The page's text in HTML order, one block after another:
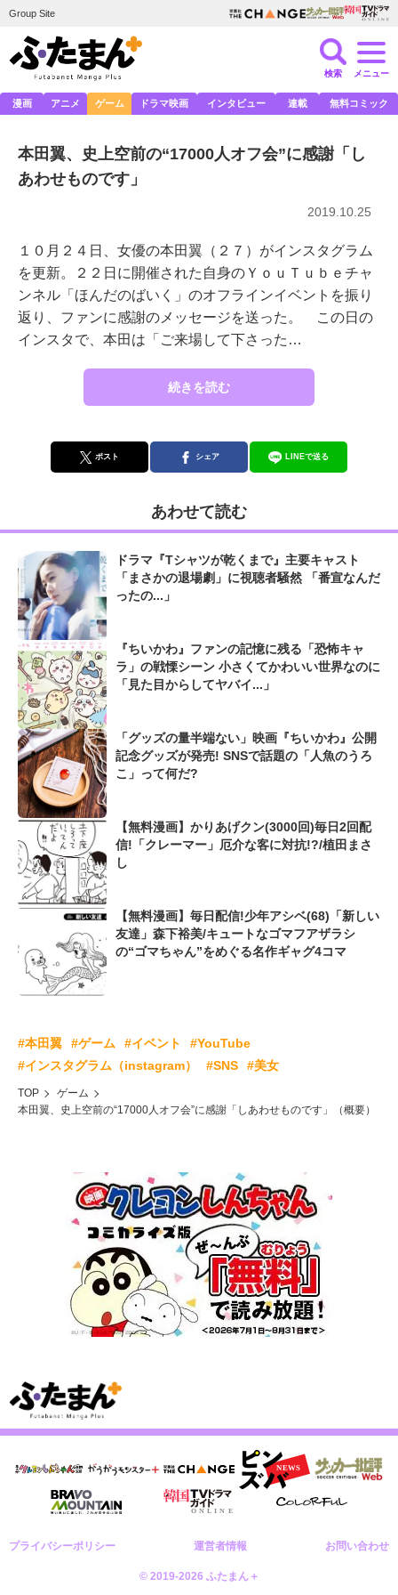
Group Site
検索 メニュー
漫画 アニメ ゲーム ドラマ映画 インタビュー 連載 無料コミック
本田翼、史上空前の“17000人オフ会”に感謝「し
あわせものです」
2019.10.25
１０月２４日、女優の本田翼（２７）がインスタグラム
を更新。２２日に開催された自身のＹｏｕＴｕｂｅチャ
ンネル「ほんだのばいく」のオフラインイベントを振り
返り、ファンに感謝のメッセージを送った。 この日の
インスタで、本田は「ご来場して下さった…
続きを読む
ポスト シェア LINEで送る
あわせて読む
ドラマ『Tシャツが乾くまで』主要キャスト
「まさかの退場劇」に視聴者騒然 「番宣なんだ
ったの...」
『ちいかわ』ファンの記憶に残る「恐怖キャ
ラ」の戦慄シーン 小さくてかわいい世界なのに
「見た目からしてヤバイ...」
「グッズの量半端ない」映画『ちいかわ』公開
記念グッズが発売! SNSで話題の「人魚のうろ
こ」って何だ?
【無料漫画】かりあげクン(3000回)毎日2回配
信!「クレーマー」厄介な客に対抗!?/植田まさ
し
【無料漫画】毎日配信!少年アシベ(68)「新しい
友達」森下裕美/キュートなゴマフアザラシ
の“ゴマちゃん”をめぐる名作ギャグ4コマ
#本田翼 #ゲーム #イベント
#YouTube
#インスタグラム（instagram）
#SNS #美女
TOP
ゲーム
本田翼、史上空前の“17000人オフ会”に感謝「しあわせものです」（概要）
プライバシーポリシー 運営者情報 お問い合わせ
© 2019-2026 ふたまん＋